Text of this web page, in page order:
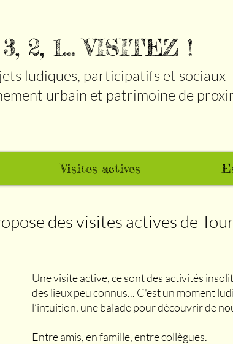
3, 2, 1... VISITEZ !
ludiques, participatifs et sociaux
urbain et patrimoine de
Visites actives
des visites actives de
Une visite active, ce sont des activités
des lieux peu connus... C'est un moment
l’intuition, une balade pour découvrir de
Entre amis, en famille, entre collègues.